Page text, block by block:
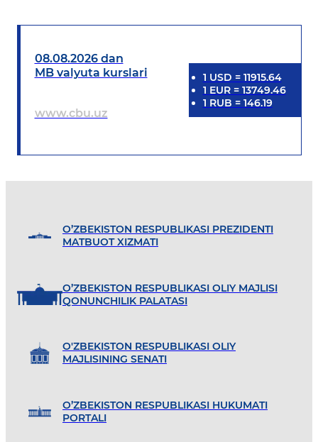
08.08.2026 dan
MB valyuta kurslari
www.cbu.uz
1 USD = 11915.64
1 EUR= 13749.46
1 RUB = 146.19
O’ZBEKISTON RESPUBLIKASI PREZIDENTI
MATBUOT XIZMATI
O’ZBEKISTON RESPUBLIKASI OLIY MAJLISI
QONUNCHILIK PALATASI
O'ZBEKISTON RESPUBLIKASI OLIY
MAJLISINING SENATI
O’ZBEKISTON RESPUBLIKASI HUKUMATI
PORTALI